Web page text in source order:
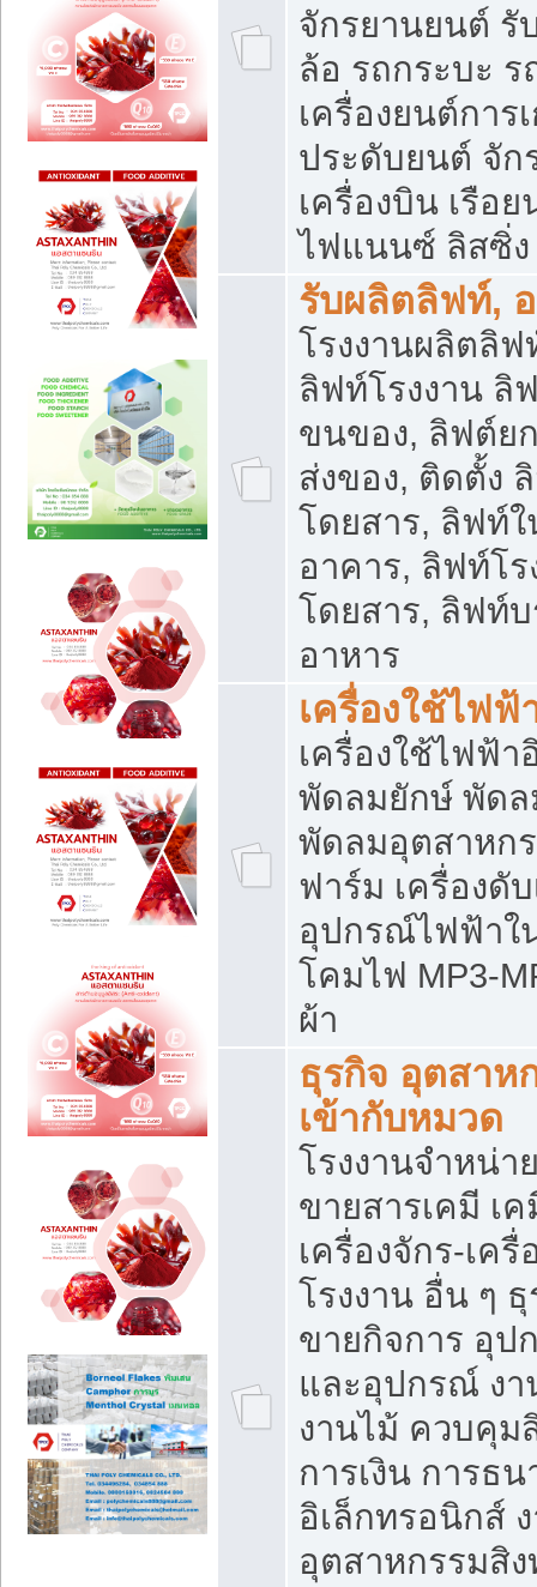
จักรยานยนต์ รั
ล้อ รถกระบะ
เครื่องยนต์การ
ประดับยนต์ จัก
เครื่องบิน เรือ
ไฟแนนซ์ ลิสซิ่ง
รับผลิตลิฟท์,
โรงงานผลิตลิ
ลิฟท์โรงงาน ลิ
ขนของ, ลิฟต์ย
ส่งของ, ติดตั้ง
โดยสาร, ลิฟท์
อาคาร, ลิฟท์โ
โดยสาร, ลิฟท์
อาหาร
เครื่องใช้ไฟฟ้
เครื่องใช้ไฟฟ้า
พัดลมยักษ์ พัด
พัดลมอุตสาหก
ฟาร์ม เครื่องดั
อุปกรณ์ไฟฟ้าใ
โคมไฟ MP3-
ผ้า
ธุรกิจ อุตสาห
เข้ากับหมวด
โรงงานจำหน่
ขายสารเคมี เ
เครื่องจักร-เค
โรงงาน อื่น ๆ
ขายกิจการ อุป
และอุปกรณ์ ง
งานไม้ ควบคุม
การเงิน การธ
อิเล็กทรอนิกส์
อุตสาหกรรมสิ